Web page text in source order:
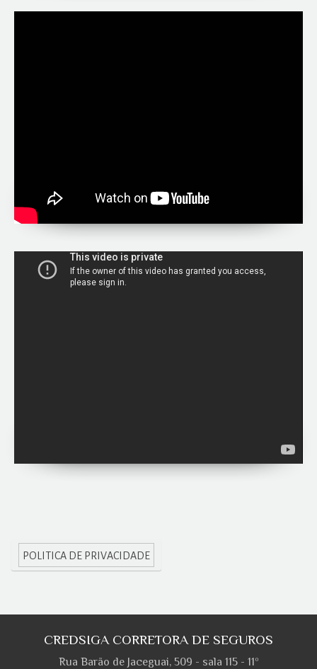
POLITICA DE PRIVACIDADE
CREDSIGA CORRETORA DE SEGUROS
Rua Barão de Jaceguai, 509 - sala 115 - 11º